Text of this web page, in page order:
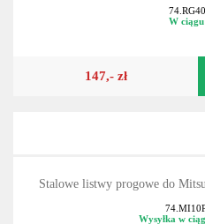
W
147,- zł
Stalowe listwy progowe do
Wysyłka w